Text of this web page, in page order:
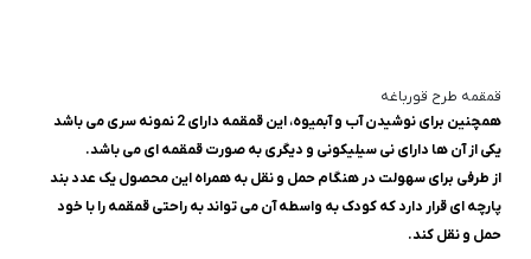
قمقمه طرح قورباغه
همچنین برای نوشیدن آب و آبمیوه، این قمقمه دارای 2 نمونه سری می باشد
یکی از آن ها دارای نی سیلیکونی و دیگری به صورت قمقمه ای می باشد.
از طرفی برای سهولت در هنگام حمل و نقل به همراه این محصول یک عدد بند
پارچه ای قرار دارد که کودک به واسطه آن می تواند به راحتی قمقمه را با خود
حمل و نقل کند.